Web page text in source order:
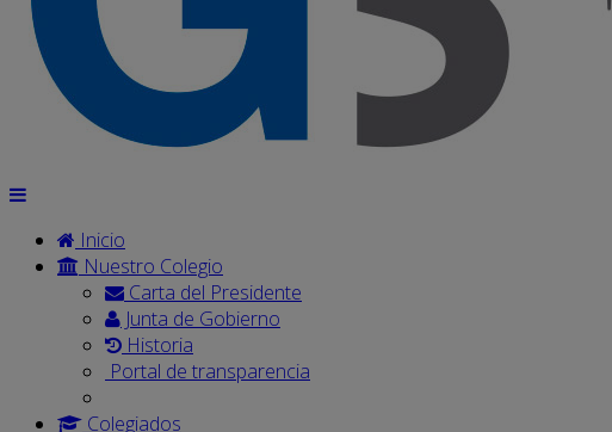
Inicio
Nuestro Colegio
Carta del Presidente
Junta de Gobierno
Historia
Portal de transparencia
Colegiados